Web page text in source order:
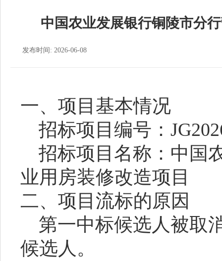
中国农业发展银行铜陵市分
发布时间: 2026-06-08
一、项目基本情况
招标项目编号：
招标项目名称： 中国
业用房装修改造项目
二、项目 流标的原因
第一中标候选人被取
候选人。